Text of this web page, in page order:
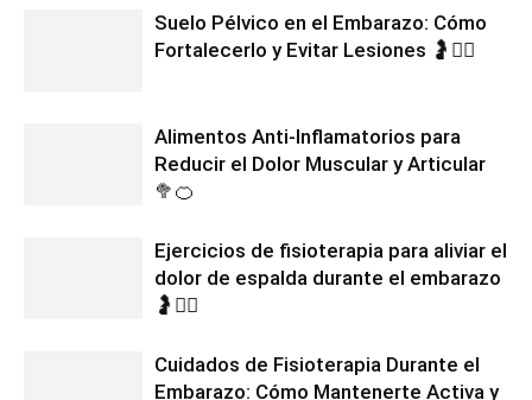
Suelo Pélvico en el Embarazo: Cómo
Fortalecerlo y Evitar Lesiones 🤰🧘‍♀️
Alimentos Anti-Inflamatorios para
Reducir el Dolor Muscular y Articular
🥦🍊
Ejercicios de fisioterapia para aliviar el
dolor de espalda durante el embarazo
🤰🧘‍♀️
Cuidados de Fisioterapia Durante el
Embarazo: Cómo Mantenerte Activa y